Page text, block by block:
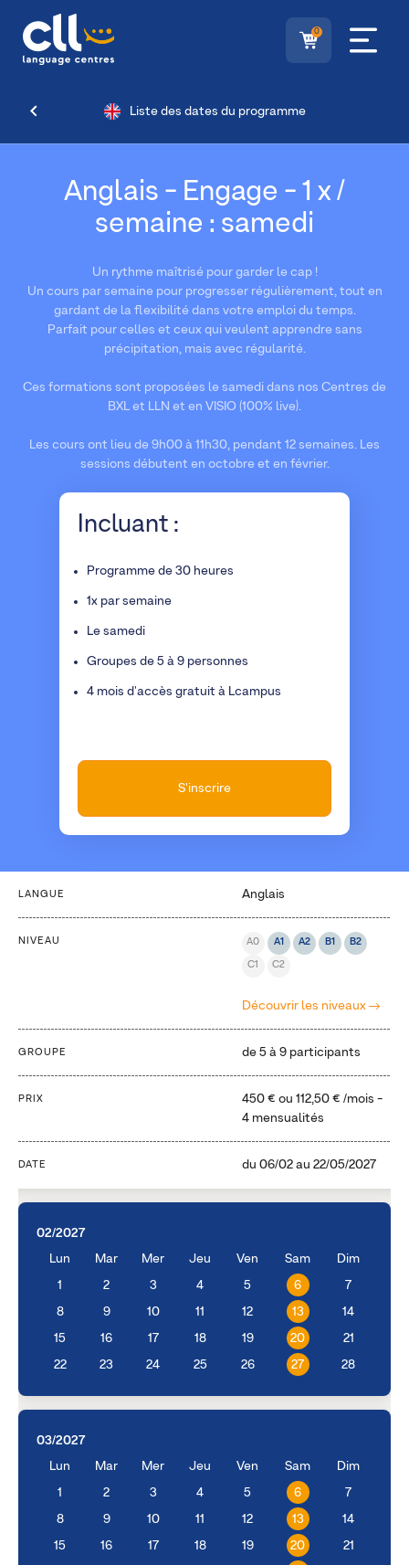
0
Liste des dates du programme
Anglais - Engage - 1 x /
semaine : samedi
Un rythme maîtrisé pour garder le cap !
Un cours par semaine pour progresser régulièrement, tout en
gardant de la flexibilité dans votre emploi du temps.
Parfait pour celles et ceux qui veulent apprendre sans
précipitation, mais avec régularité.
Ces formations sont proposées le samedi dans nos Centres de
BXL et LLN et en VISIO (100% live).
Les cours ont lieu de 9h00 à 11h30, pendant 12 semaines. Les
sessions débutent en octobre et en février.
Incluant :
Programme de 30 heures
1x par semaine
Le samedi
Groupes de 5 à 9 personnes
4 mois d'accès gratuit à Lcampus
S'inscrire
LANGUE Anglais
NIVEAU A0 A1 A2 B1 B2
C1 C2
Découvrir les niveaux
GROUPE de 5 à 9 participants
PRIX 450 € ou 112,50 € /mois -
4 mensualités
DATE du 06/02au 22/05/2027
02/2027
Lun
Mar Mer Jeu Ven Sam Dim
1 2 3 4 5 6 7
8 9 10 11 12 13 14
15 16 17 18 19 20 21
22 23 24 25 26 27 28
03/2027
Lun
Mar Mer Jeu Ven Sam Dim
1 2 3 4 5 6 7
8 9 10 11 12 13 14
15 16 17 18 19 20 21